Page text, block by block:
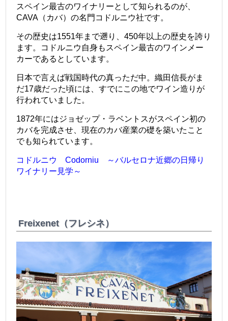
スペイン最古のワイナリーとして知られるのが、
CAVA（カバ）の名門コドルニウ社です。
その歴史は1551年まで遡り、450年以上の歴史を誇り
ます。コドルニウ自身もスペイン最古のワインメー
カーであるとしています。
日本で言えば戦国時代の真っただ中。織田信長がま
だ17歳だった頃には、すでにこの地でワイン造りが
行われていました。
1872年にはジョゼップ・ラベントスがスペイン初の
カバを完成させ、現在のカバ産業の礎を築いたこと
でも知られています。
コドルニウ Codorniu ～バルセロナ近郷の日帰り
ワイナリー見学～
Freixenet（フレシネ）